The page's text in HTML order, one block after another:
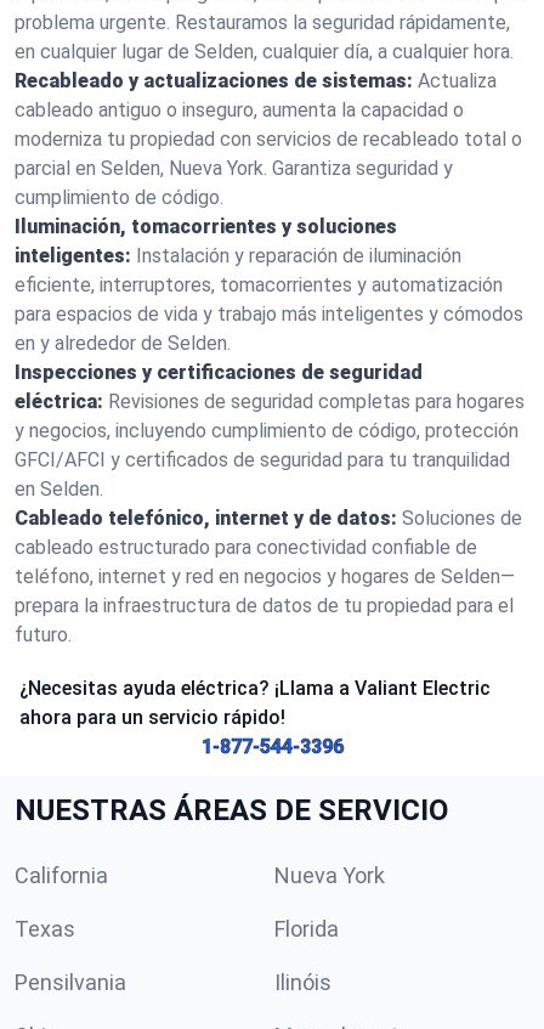
problema urgente. Restauramos la seguridad rápidamente,
en cualquier lugar de Selden, cualquier día, a cualquier hora.
Recableado y actualizaciones de sistemas: Actualiza
cableado antiguo o inseguro, aumenta la capacidad o
moderniza tu propiedad con servicios de recableado total o
parcial en Selden, Nueva York. Garantiza seguridad y
cumplimiento de código.
Iluminación, tomacorrientes y soluciones
inteligentes: Instalación y reparación de iluminación
eficiente, interruptores, tomacorrientes y automatización
para espacios de vida y trabajo más inteligentes y cómodos
en y alrededor de Selden.
Inspecciones y certificaciones de seguridad
eléctrica: Revisiones de seguridad completas para hogares
y negocios, incluyendo cumplimiento de código, protección
GFCI/AFCI y certificados de seguridad para tu tranquilidad
en Selden.
Cableado telefónico, internet y de datos: Soluciones de
cableado estructurado para conectividad confiable de
teléfono, internet y red en negocios y hogares de Selden—
prepara la infraestructura de datos de tu propiedad para el
futuro.
¿Necesitas ayuda eléctrica? ¡Llama a Valiant Electric
ahora para un servicio rápido!
1-877-544-3396
NUESTRAS ÁREAS DE SERVICIO
California Nueva York
Texas Florida
Pensilvania Ilinóis